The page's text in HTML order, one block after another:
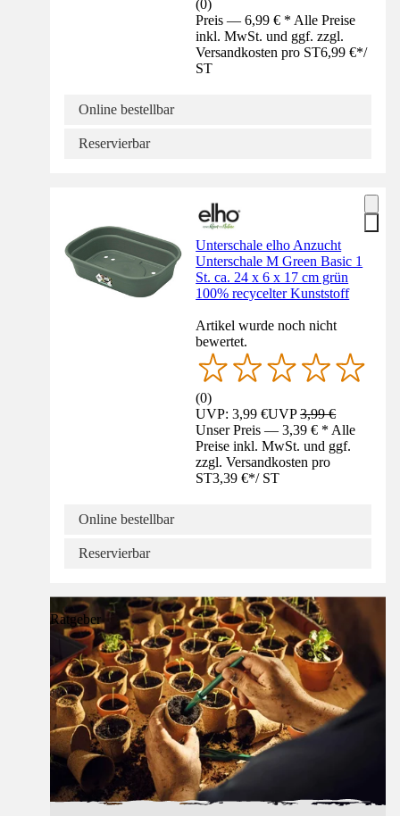
(0)
Preis — 6,99 € * Alle Preise
inkl. MwSt. und ggf. zzgl.
Versandkosten pro ST6,99 €*/
ST
Online bestellbar
Reservierbar
Unterschale elho Anzucht
Unterschale M Green Basic 1
St. ca. 24 x 6 x 17 cm grün
100% recycelter Kunststoff
Artikel wurde noch nicht
bewertet.
(0)
UVP: 3,99 €UVP3,99 €
Unser Preis — 3,39 € * Alle
Preise inkl. MwSt. und ggf.
zzgl. Versandkosten pro
ST3,39 €*/ ST
Online bestellbar
Reservierbar
Ratgeber